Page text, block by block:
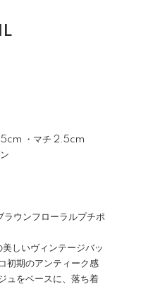
・マチ 2.5cm
ラウンフローラルプチポ
美しいヴィンテージバッ
初期のアンティーク感
ュをベースに、落ち着